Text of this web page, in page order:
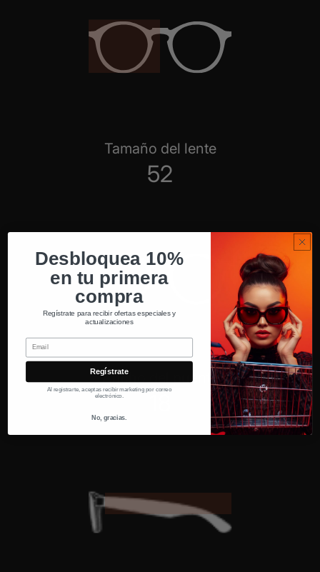
Tamaño del lente
52
Ancho del puente
Desbloquea 10%
en tu primera
compra
Regístrate para recibir ofertas especiales y
actualizaciones
Email
Regístrate
Al registrarte, aceptas recibir marketing por correo
electrónico.
No, gracias.